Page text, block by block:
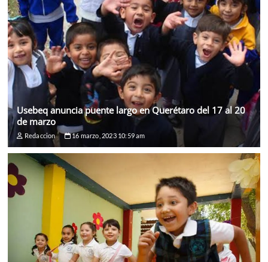
Usebeq anuncia puente largo en Querétaro del 17 al 20
de marzo
Redaccion 16 marzo, 2023 10:59 am